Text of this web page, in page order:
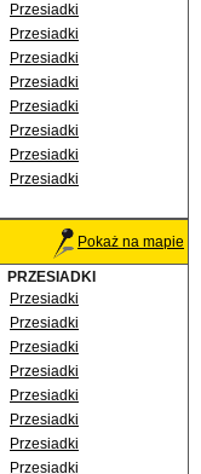
Przesiadki
Przesiadki
Przesiadki
Przesiadki
Przesiadki
Przesiadki
Przesiadki
Przesiadki
Pokaż na mapie
PRZESIADKI
Przesiadki
Przesiadki
Przesiadki
Przesiadki
Przesiadki
Przesiadki
Przesiadki
Przesiadki